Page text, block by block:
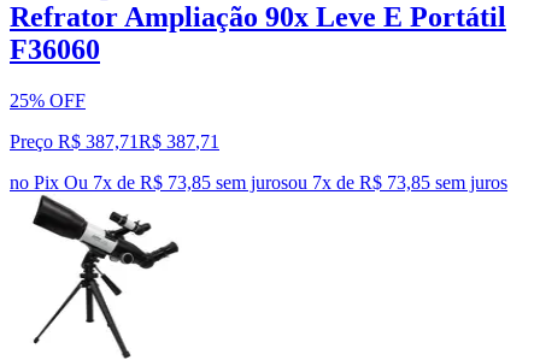
Refrator Ampliação 90x Leve E Portátil
F36060
25% OFF
Preço R$ 387,71R$ 387,71
no Pix Ou 7x de R$ 73,85 sem jurosou 7x de R$ 73,85 sem juros